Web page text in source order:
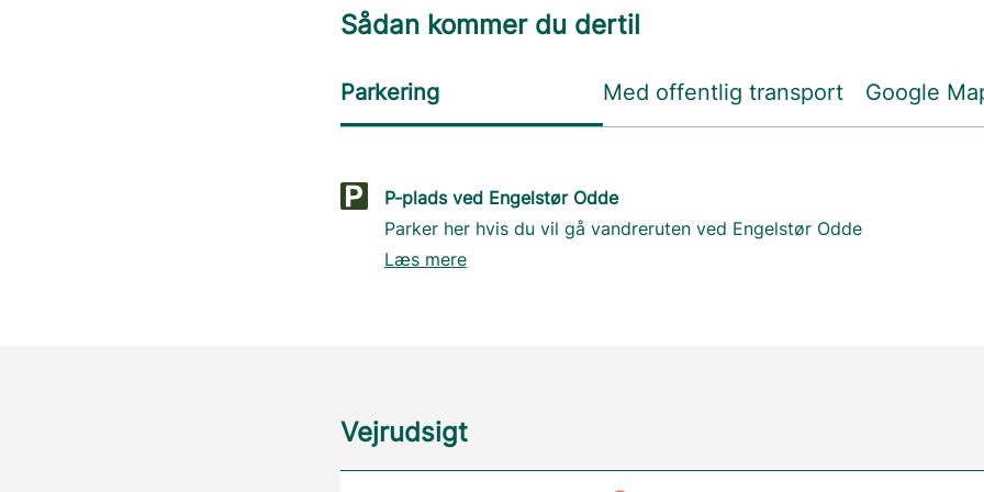
Sådan kommer du dertil
Parkering Med offentlig transport Google
P-plads ved Engelstør Odde
Parker her hvis du vil gå vandreruten ved Engelstør Odde
Læs mere
Vejrudsigt